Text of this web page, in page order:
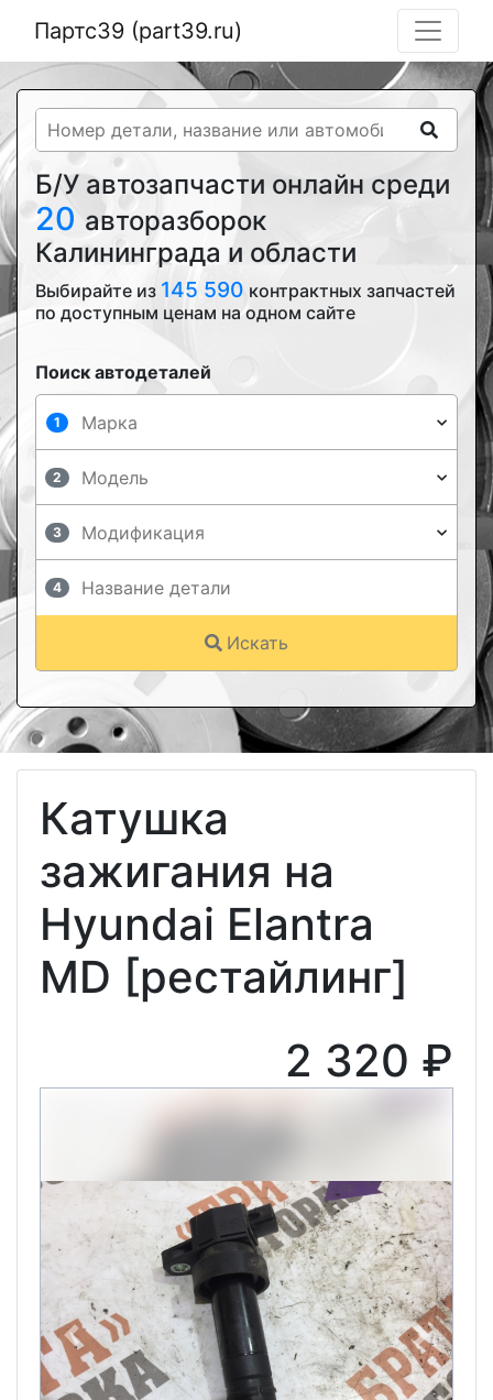
Партс39 (part39.ru)
Б/У автозапчасти онлайн среди
20 авторазборок
Калининграда и области
Выбирайте из 145 590 контрактных запчастей
по доступным ценам на одном сайте
Поиск автодеталей
1
2
3
4
Искать
Катушка
зажигания на
Hyundai Elantra
MD [рестайлинг]
2 320 ₽
Previous Next